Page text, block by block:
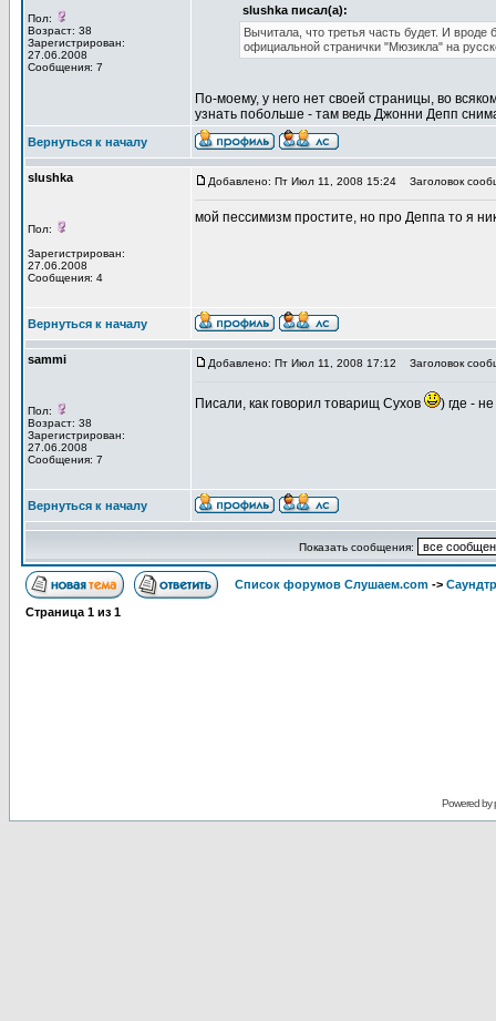
Пол:
Возраст: 38
Зарегистрирован:
27.06.2008
Сообщения: 7
slushka писал(а):
Вычитала, что третья часть будет. И вроде
официальной странички "Мюзикла" на
По-моему, у него нет своей страницы, во
узнать побольше - там ведь Джонни Депп
Вернуться к началу
slushka
Пол:
Зарегистрирован:
27.06.2008
Сообщения: 4
Добавлено: Пт Июл 11, 2008 15:24 Заголовок
мой пессимизм простите, но про Деппа то я
Вернуться к началу
sammi
Пол:
Возраст: 38
Зарегистрирован:
27.06.2008
Сообщения: 7
Добавлено: Пт Июл 11, 2008 17:12 Заголовок
Писали, как говорил товарищ Сухов ) где -
Вернуться к началу
Показать сообщения:
Список форумов Слушаем.com ->
Страница 1 из 1
Powered by